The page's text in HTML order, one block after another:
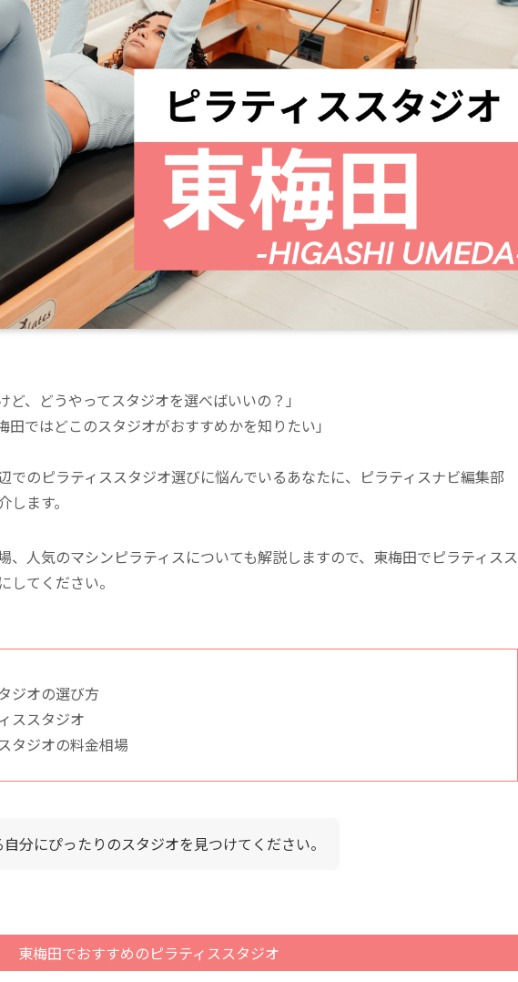
ど、どうやってスタジオを選べばいいの？」
田ではどこのスタジオがおすすめかを知りたい」
でのピラティススタジオ選びに悩んでいるあなたに、ピラティスナビ編集部
ます。
、人気のマシンピラティスについても解説しますので、東梅田でピラティスス
てください。
ジオの選び方
ススタジオ
タジオの料金相場
分にぴったりのスタジオを見つけてください。
東梅田でおすすめのピラティススタジオ